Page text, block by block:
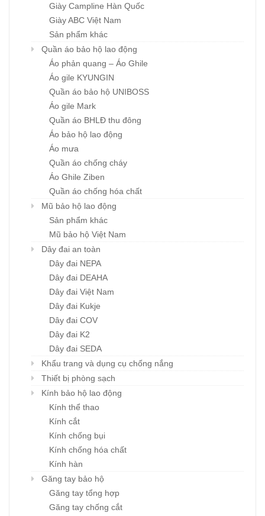
Giày Campline Hàn Quốc
Giày ABC Việt Nam
Sản phẩm khác
Quần áo bảo hộ lao động
Áo phản quang – Áo Ghile
Áo gile KYUNGIN
Quần áo bảo hộ UNIBOSS
Áo gile Mark
Quần áo BHLĐ thu đông
Áo bảo hộ lao động
Áo mưa
Quần áo chống cháy
Áo Ghile Ziben
Quần áo chống hóa chất
Mũ bảo hộ lao động
Sản phẩm khác
Mũ bảo hộ Việt Nam
Dây đai an toàn
Dây đai NEPA
Dây đai DEAHA
Dây đai Việt Nam
Dây đai Kukje
Dây đai COV
Dây đai K2
Dây đai SEDA
Khẩu trang và dụng cụ chống nắng
Thiết bị phòng sạch
Kính bảo hộ lao động
Kính thể thao
Kính cắt
Kính chống bụi
Kính chống hóa chất
Kính hàn
Găng tay bảo hộ
Găng tay tổng hợp
Găng tay chống cắt